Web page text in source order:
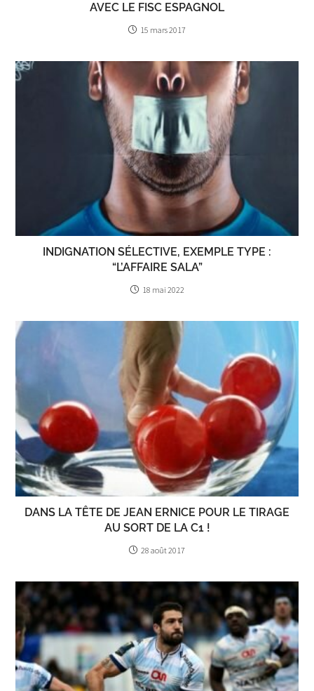
AVEC LE FISC ESPAGNOL
15 mars 2017
INDIGNATION SÉLECTIVE, EXEMPLE TYPE :
“L’AFFAIRE SALA”
18 mai 2022
DANS LA TÊTE DE JEAN ERNICE POUR LE TIRAGE
AU SORT DE LA C1 !
28 août 2017